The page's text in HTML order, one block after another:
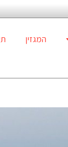
המגזין